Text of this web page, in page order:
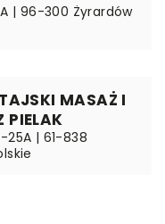
| 96-300 Żyrardów
MASAŻ I
PIELAK
25A | 61-838